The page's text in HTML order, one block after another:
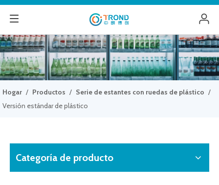
Hogar / Productos / Serie de estantes con ruedas de plástico /
Versión estándar de plástico
Categoría de producto